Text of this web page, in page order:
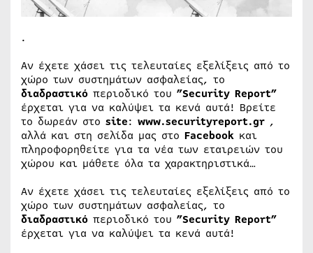
.
Αν έχετε χάσει τις τελευταίες εξελίξεις από το
χώρο των συστημάτων ασφαλείας, το
διαδραστικό περιοδικό του ”Security Report”
έρχεται για να καλύψει τα κενά αυτά! Βρείτε
το δωρεάν στο site: www.securityreport.gr ,
αλλά και στη σελίδα μας στο Facebook και
πληροφορηθείτε για τα νέα των εταιρειών του
χώρου και μάθετε όλα τα χαρακτηριστικά…
Αν έχετε χάσει τις τελευταίες εξελίξεις από το
χώρο των συστημάτων ασφαλείας, το
διαδραστικό περιοδικό του ”Security Report”
έρχεται για να καλύψει τα κενά αυτά!